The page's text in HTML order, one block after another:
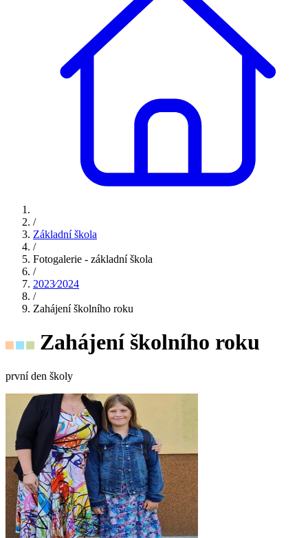
/
Základní škola
/
Fotogalerie - základní škola
/
2023⁄2024
/
Zahájení školního roku
Zahájení školního roku
první den školy